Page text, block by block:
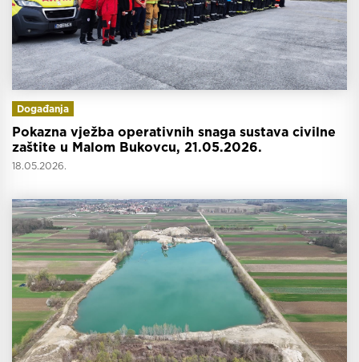
Događanja
Pokazna vježba operativnih snaga sustava civilne
zaštite u Malom Bukovcu, 21.05.2026.
18.05.2026.